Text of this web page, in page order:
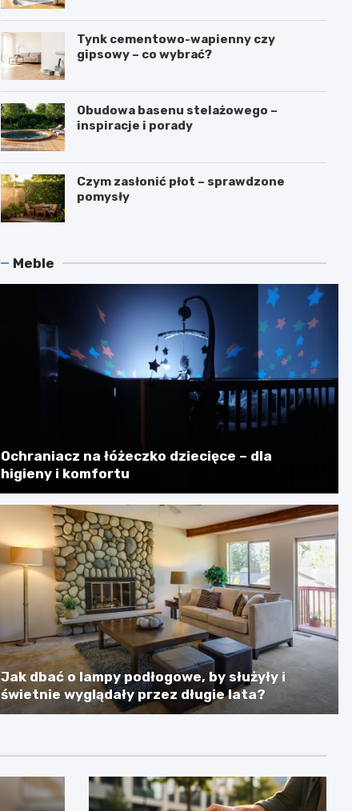
Tynk cementowo-wapienny czy
gipsowy – co wybrać?
Obudowa basenu stelażowego –
inspiracje i porady
Czym zasłonić płot – sprawdzone
pomysły
Meble
Ochraniacz na łóżeczko dziecięce – dla
higieny i komfortu
Jak dbać o lampy podłogowe, by służyły i
świetnie wyglądały przez długie lata?